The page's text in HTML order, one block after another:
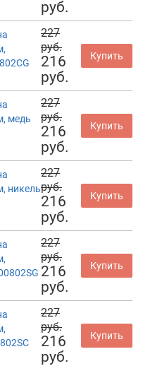
руб.
227
руб.
216
руб.
Купить
медь
227
руб.
216
руб.
Купить
никель
227
руб.
216
руб.
Купить
227
руб.
216
руб.
Купить
227
руб.
216
руб.
Купить